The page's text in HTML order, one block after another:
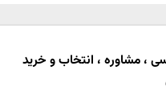
، مشاوره ، انتخاب و خرید